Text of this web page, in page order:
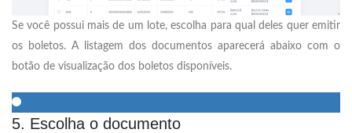
Se você possui mais de um lote, escolha para qual deles quer emitir
os boletos. A listagem dos documentos aparecerá abaixo com o
botão de visualização dos boletos disponíveis.
5. Escolha o documento